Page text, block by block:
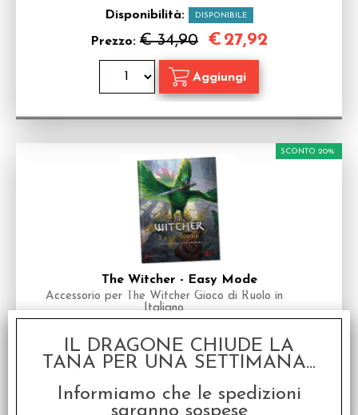
Disponibilità: DISPONIBILE
Prezzo: € 34,90 € 27,92
The Witcher - Easy Mode
Accessorio per The Witcher Gioco di Ruolo in
Italiano
Prezzo:€ 4,90
SCONTO 20%
€3,92
IL DRAGONE CHIUDE LA
TANA PER UNA SETTIMANA...
Informiamo che le spedizioni
saranno sospese